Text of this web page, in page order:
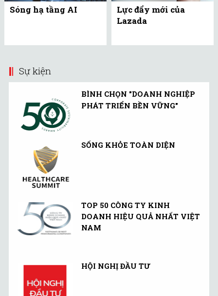
Sóng hạ tầng AI
Lực đẩy mới của
Lazada
Sự kiện
BÌNH CHỌN "DOANH NGHIỆP
PHÁT TRIỂN BỀN VỮNG"
SỐNG KHỎE TOÀN DIỆN
TOP 50 CÔNG TY KINH
DOANH HIỆU QUẢ NHẤT VIỆT
NAM
HỘI NGHỊ ĐẦU TƯ